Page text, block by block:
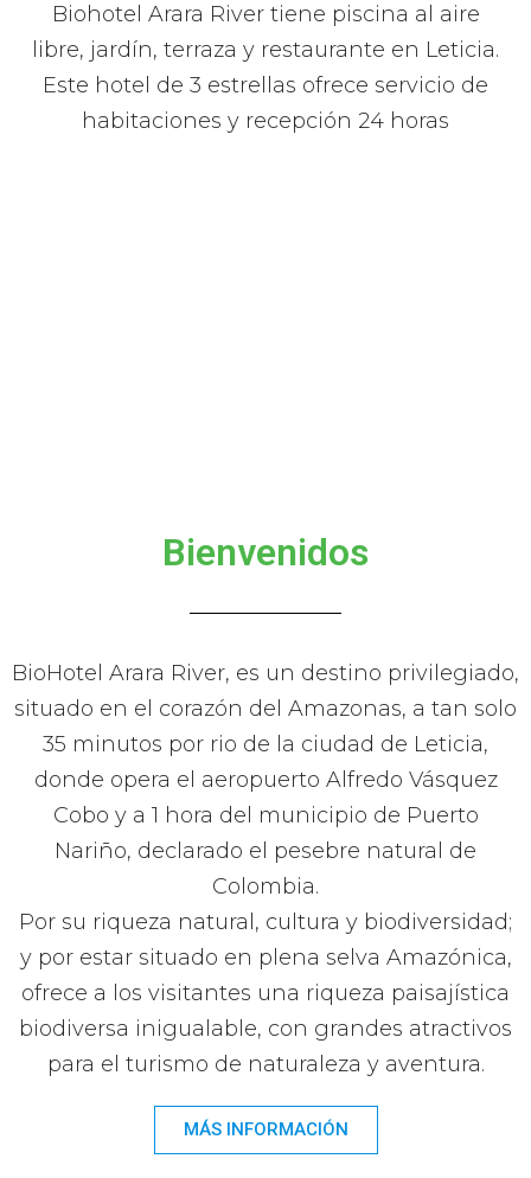
Biohotel Arara River tiene piscina al aire
libre, jardín, terraza y restaurante en Leticia.
Este hotel de 3 estrellas ofrece servicio de
habitaciones y recepción 24 horas
Bienvenidos
BioHotel Arara River, es un destino privilegiado,
situado en el corazón del Amazonas, a tan solo
35 minutos por rio de la ciudad de Leticia,
donde opera el aeropuerto Alfredo Vásquez
Cobo y a 1 hora del municipio de Puerto
Nariño, declarado el pesebre natural de
Colombia.
Por su riqueza natural, cultura y biodiversidad;
y por estar situado en plena selva Amazónica,
ofrece a los visitantes una riqueza paisajística
biodiversa inigualable, con grandes atractivos
para el turismo de naturaleza y aventura.
MÁS INFORMACIÓN